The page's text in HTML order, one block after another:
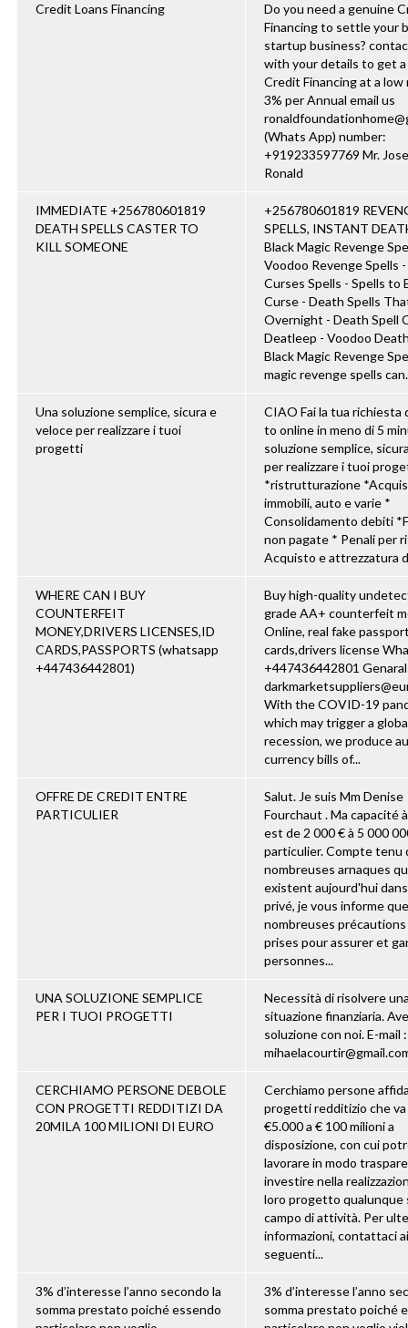
Credit Loans Financing
Do you need a genuine
Financing to settle your
startup business?
with your details to get
Credit Financing at a low
3% per Annual email us
(Whats App) number:
+919233597769 Mr.
Ronald
IMMEDIATE +256780601819
DEATH SPELLS CASTER TO
KILL SOMEONE
+256780601819
SPELLS, INSTANT
Black Magic Revenge
Voodoo Revenge Spells
Curses Spells - Spells to
Curse - Death Spells
Overnight - Death Spell
Deatleep - Voodoo
Black Magic Revenge
magic revenge spells
Una soluzione semplice, sicura e
veloce per realizzare i tuoi
progetti
CIAO Fai la tua richiesta
to online in meno di 5
soluzione semplice,
per realizzare i tuoi
*ristrutturazione
immobili, auto e varie *
Consolidamento debiti
non pagate * Penali per
Acquisto e attrezzatura
WHERE CAN I BUY
COUNTERFEIT
MONEY,DRIVERS LICENSES,ID
CARDS,PASSPORTS (‪whatsapp
+447436442801)
Buy high-quality
grade AA+ counterfeit
Online, real fake
cards,drivers license
‪+447436442801
With the COVID-19
which may trigger a
recession, we produce
currency bills of...
OFFRE DE CREDIT ENTRE
PARTICULIER
Salut. Je suis Mm Denise
Fourchaut . Ma capacité
est de 2 000 € à 5 000
particulier. Compte tenu
nombreuses arnaques
existent aujourd'hui
privé, je vous informe
nombreuses
prises pour assurer et
personnes...
UNA SOLUZIONE SEMPLICE
PER I TUOI PROGETTI
Necessità di risolvere
situazione finanziaria.
soluzione con noi. E-mail :
CERCHIAMO PERSONE DEBOLE
CON PROGETTI REDDITIZI DA
20MILA 100 MILIONI DI EURO
Cerchiamo persone
progetti redditizio che va
€5.000 a € 100 milioni a
disposizione, con cui
lavorare in modo
investire nella
loro progetto qualunque
campo di attività. Per
informazioni, contattaci ai
seguenti...
3% d’interesse l’anno secondo la
somma prestato poiché essendo
3% d’interesse l’anno
somma prestato poiché